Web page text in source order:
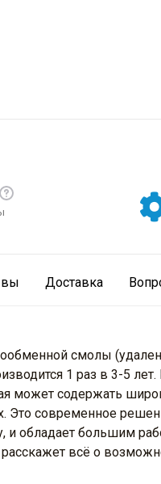
Доставка
смолы
1 раз в 3-5
может содержать
Это современное
и обладает большим
всё о